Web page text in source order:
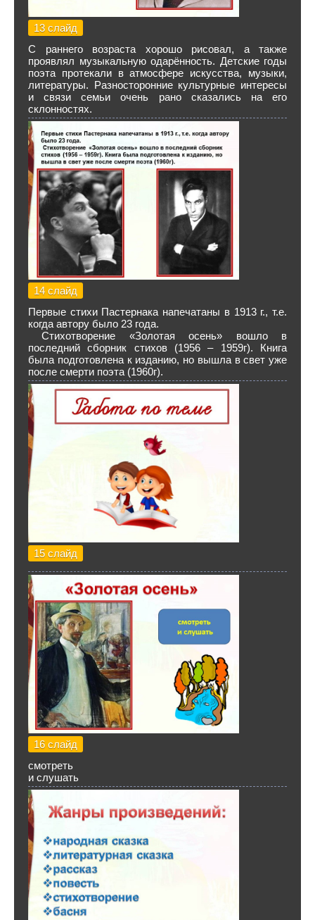
13 слайд
С раннего возраста хорошо рисовал, а также
проявлял музыкальную одарённость. Детские годы
поэта протекали в атмосфере искусства, музыки,
литературы. Разносторонние культурные интересы
и связи семьи очень рано сказались на его
склонностях.
14 слайд
Первые стихи Пастернака напечатаны в 1913 г., т.е.
когда автору было 23 года.
Стихотворение «Золотая осень» вошло в
последний сборник стихов (1956 – 1959г). Книга
была подготовлена к изданию, но вышла в свет уже
после смерти поэта (1960г).
15 слайд
16 слайд
смотреть
и слушать